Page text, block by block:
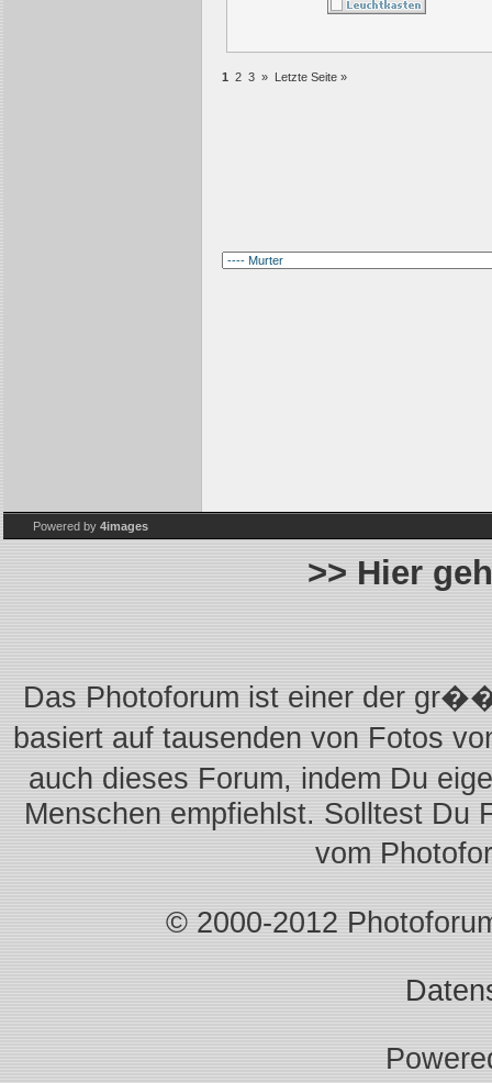
1 2 3 » Letzte Seite »
Powered by 4images
>> Hier
Das Photoforum ist einer der
basiert auf tausenden von Fotos
auch dieses Forum, indem Du
Menschen empfiehlst. Solltest Du
vom
© 2000-2012